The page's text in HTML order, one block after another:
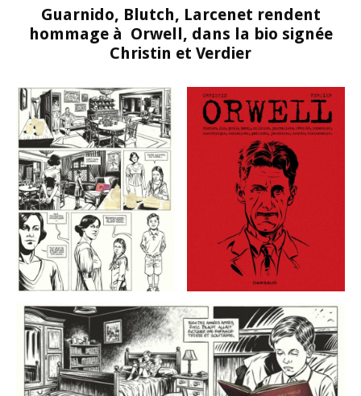
Guarnido, Blutch, Larcenet rendent
hommage à Orwell, dans la bio signée
Christin et Verdier